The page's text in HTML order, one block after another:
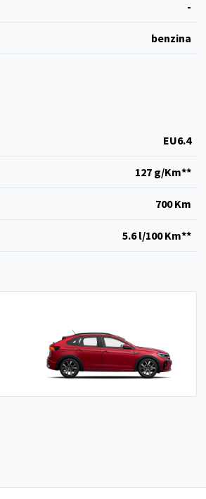
-
benzina
EU6.4
127 g/Km**
700 Km
5.6 l/100 Km**